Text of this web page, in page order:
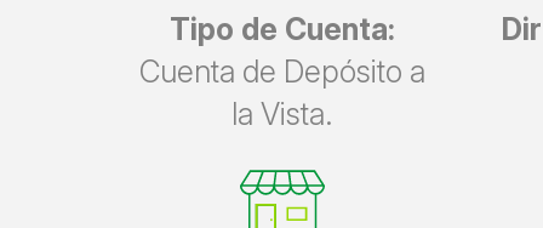
Tipo de Cuenta:
Cuenta de Depósito a
la Vista.